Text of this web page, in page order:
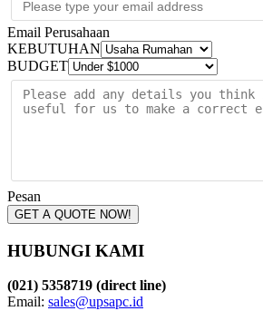
Email Perusahaan
KEBUTUHAN
BUDGET
Pesan
GET A QUOTE NOW!
HUBUNGI KAMI
(021) 5358719 (direct line)
Email: sales@upsapc.id